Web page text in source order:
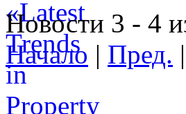
Новости 3 - 4
Начало | Пред. |